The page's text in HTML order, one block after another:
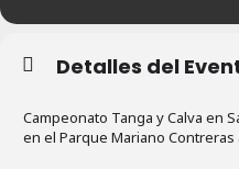
Detalles del
Campeonato Tanga y Calva en
en el Parque Mariano Contreras